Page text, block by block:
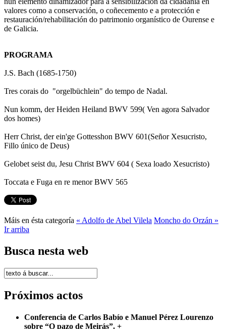
valores como a conservación, o coñecemento e a protección e
restauración/rehabilitación do patrimonio organístico de Ourense e
de Galicia.
PROGRAMA
J.S. Bach (1685-1750)
Tres corais do "orgelbüchlein" do tempo de Nadal.
Nun komm, der Heiden Heiland BWV 599( Ven agora Salvador
dos homes)
Herr Christ, der ein'ge Gottesshon BWV 601(Señor Xesucristo,
Fillo único de Deus)
Gelobet seist du, Jesu Christ BWV 604 ( Sexa loado Xesucristo)
Toccata e Fuga en re menor BWV 565
Máis en ésta categoría « Adolfo de Abel Vilela Moncho do Orzán »
Ir arriba
Busca nesta web
Próximos actos
Conferencia de Carlos Babío e Manuel Pérez Lourenzo
sobre “O pazo de Meirás”. +